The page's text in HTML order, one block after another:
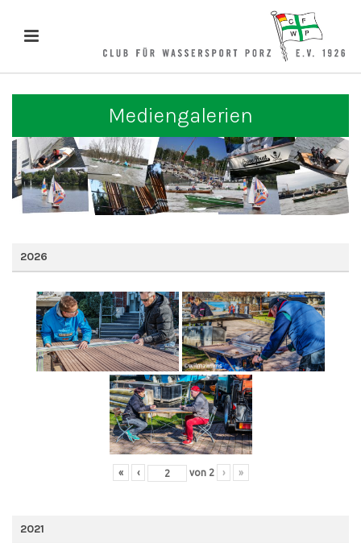
Mediengalerien
2026
« ‹ von 2 › »
2021